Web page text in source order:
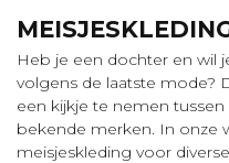
Heb je een dochter en wil
volgens de laatste mode?
een kijkje te nemen
bekende merken. In onze
meisjeskleding voor